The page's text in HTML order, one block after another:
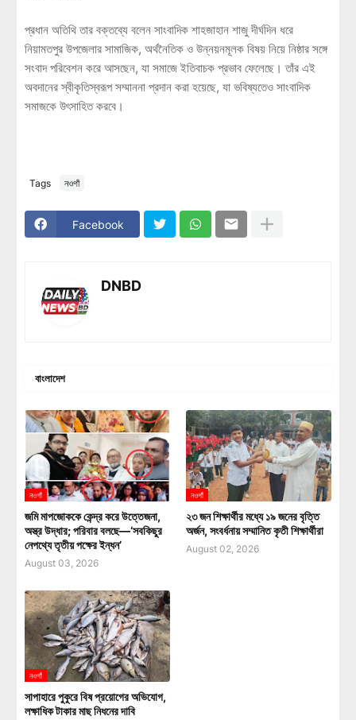
প্রধান অতিথি তার বক্তব্যে বলেন সাংবাদিক শাহজাহান শাজু দীর্ঘদিন ধরে
নিয়ামতপুর উপজেলার সামাজিক, অর্থনৈতিক ও উন্নয়নমূলক বিষয় নিয়ে নিষ্ঠার সঙ্গে
সংবাদ পরিবেশন করে আসছেন, যা সমাজে ইতিবাচক প্রভাব ফেলেছে। তাঁর এই
অবদানের স্বীকৃতিস্বরূপ সম্মাননা প্রদান করা হয়েছে, যা ভবিষ্যতেও সাংবাদিক
সমাজকে উৎসাহিত করবে।
Tags নওগাঁ
Facebook
DNBD
বাংলাদেশ
নওগাঁ
জমি মাপজোককে কেন্দ্র করে উত্তেজনা,
অস্ত্র উদ্ধার; পরিবার বলছে—‘সবকিছুর
নেপথ্যে তৃতীয় পক্ষের ইন্ধন’
August 03, 2026
নওগাঁ
২৩ জন শিক্ষার্থীর মধ্যে ১৯ জনের বৃত্তি
অর্জন, সংবর্ধনায় সম্মানিত কৃতী শিক্ষার্থীরা
August 02, 2026
নওগাঁ
সাপাহারে পুকুরে বিষ প্রয়োগের অভিযোগ,
লক্ষাধিক টাকার মাছ নিধনের দাবি